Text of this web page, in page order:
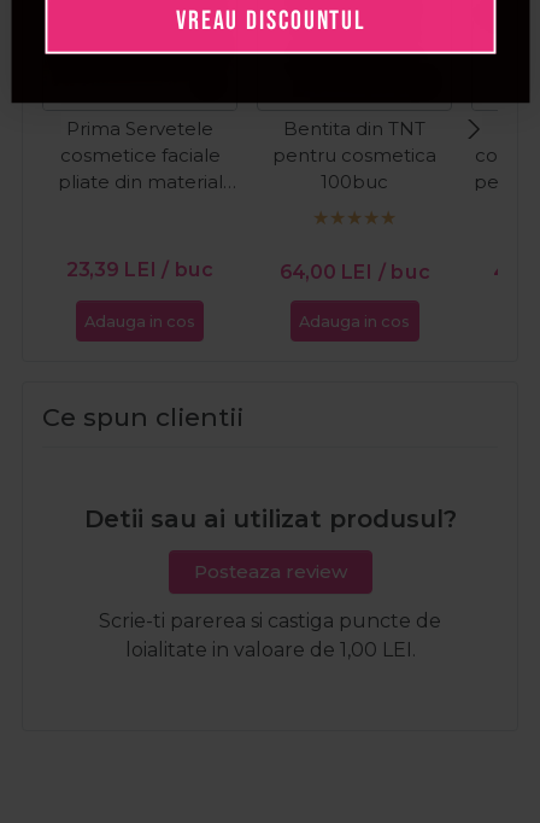
Prima Servetele
cosmetice faciale
pliate din material
23,39 LEI / buc
Adauga in cos
Bentita din TNT
pentru cosmetica
100buc
64,00 LEI / buc
Adauga in cos
pentru
Ce spun clientii
Detii sau ai utilizat produsul?
Posteaza review
Scrie-ti parerea si castiga puncte de
loialitate in valoare de 1,00 LEI.
VREAU DISCOUNTUL